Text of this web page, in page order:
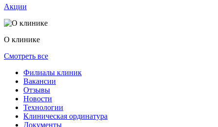
Акции
О клинике
Смотреть все
Филиалы клиник
Вакансии
Отзывы
Новости
Технологии
Клиническая ординатура
Документы